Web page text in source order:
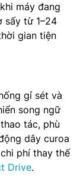
máy đang
sấy từ 1–24
gian tiện
gỉ sét và
song ngữ
tác, phù
dây curoa
phí thay thế
Drive.